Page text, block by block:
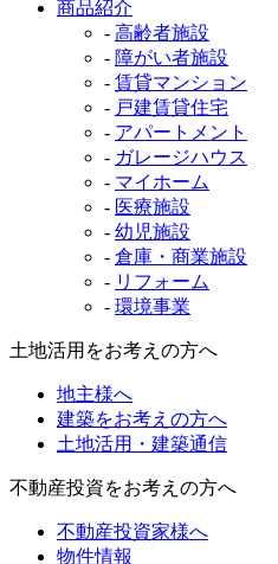
商品紹介
- 高齢者施設
- 障がい者施設
- 賃貸マンション
- 戸建賃貸住宅
- アパートメント
- ガレージハウス
- マイホーム
- 医療施設
- 幼児施設
- 倉庫・商業施設
- リフォーム
- 環境事業
土地活用をお考えの方へ
地主様へ
建築をお考えの方へ
土地活用・建築通信
不動産投資をお考えの方へ
不動産投資家様へ
物件情報